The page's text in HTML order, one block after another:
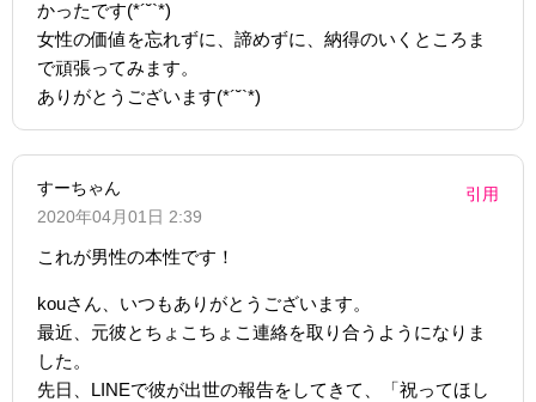
かったです(*´˘`*)
女性の価値を忘れずに、諦めずに、納得のいくところま
で頑張ってみます。
ありがとうございます(*´˘`*)
すーちゃん
2020年04月01日 2:39
引用
これが男性の本性です！
kouさん、いつもありがとうございます。
最近、元彼とちょこちょこ連絡を取り合うようになりま
した。
先日、LINEで彼が出世の報告をしてきて、「祝ってほし